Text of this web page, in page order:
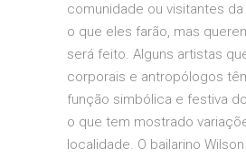
comunidade ou visitantes
o que eles farão, mas
será feito. Alguns artistas
corporais e antropólogos
função simbólica e festiva
o que tem mostrado
localidade. O bailarino